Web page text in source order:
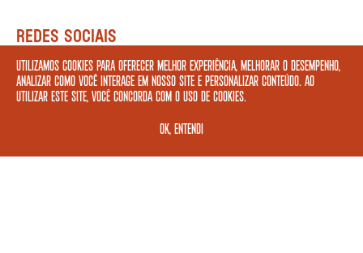
Utilizamos cookies para oferecer melhor experiência, melhorar o desempenho,
analizar como você interage em nosso site e personalizar conteúdo. Ao
utilizar este site, você concorda com o uso de cookies.
OK, ENTENDI
REDES SOCIAIS
FORMAS DE PAGAMENTO